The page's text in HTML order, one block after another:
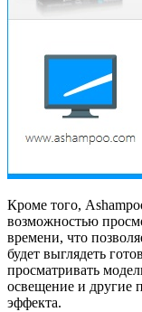
Кроме того,
возможностью
времени, что
будет выглядеть
просматривать
освещение и другие
эффекта.